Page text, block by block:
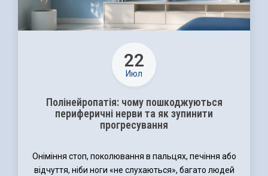
22
Июл
Полінейропатія: чому пошкоджуються
периферичні нерви та як зупинити
прогресування
Оніміння стоп, поколювання в пальцях, печіння або
відчуття, ніби ноги «не слухаються», багато людей